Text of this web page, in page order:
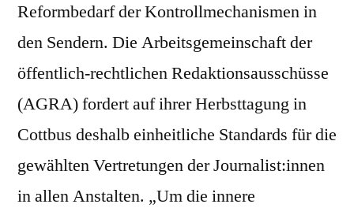
Reformbedarf der Kontrollmechanismen in
den Sendern. Die Arbeitsgemeinschaft der
öffentlich-rechtlichen Redaktionsausschüsse
(AGRA) fordert auf ihrer Herbsttagung in
Cottbus deshalb einheitliche Standards für die
gewählten Vertretungen der Journalist:innen
in allen Anstalten. „Um die innere